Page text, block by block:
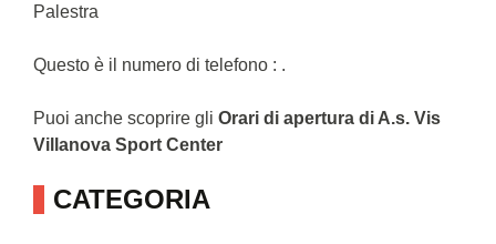
Palestra
Questo è il numero di telefono : .
Puoi anche scoprire gli Orari di apertura di A.s. Vis
Villanova Sport Center
CATEGORIA